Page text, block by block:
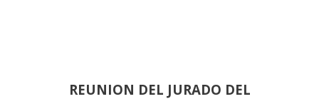
REUNION DEL JURADO DEL